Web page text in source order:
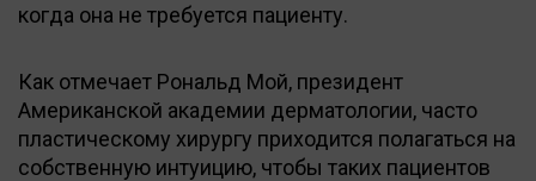
когда она не требуется пациенту.
Как отмечает Рональд Мой, президент
Американской академии дерматологии, часто
пластическому хирургу приходится полагаться на
собственную интуицию, чтобы таких пациентов